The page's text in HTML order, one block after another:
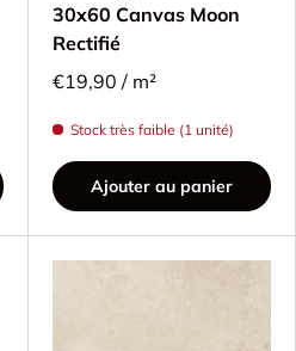
30x60 Canvas Moon
Rectifié
€19,90 / m²
Stock très faible (1 unité)
Ajouter au panier